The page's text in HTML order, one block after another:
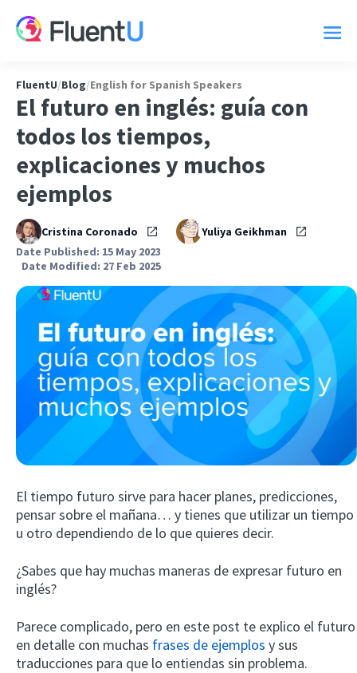
Try
FluentU/Blog/English for Spanish Speakers
El futuro en inglés: guía con
todos los tiempos,
explicaciones y muchos
ejemplos
Cristina Coronado
Yuliya Geikhman
Date Published: 15 May 2023
Date Modified: 27 Feb 2025
El tiempo futuro sirve para hacer planes, predicciones,
pensar sobre el mañana… y tienes que utilizar un tiempo
u otro dependiendo de lo que quieres decir.
¿Sabes que hay muchas maneras de expresar futuro en
inglés?
Parece complicado, pero en este post te explico el futuro
en detalle con muchas frases de ejemplos y sus
traducciones para que lo entiendas sin problema.